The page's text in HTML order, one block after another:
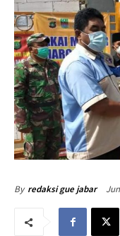
By redaksi gue jabar